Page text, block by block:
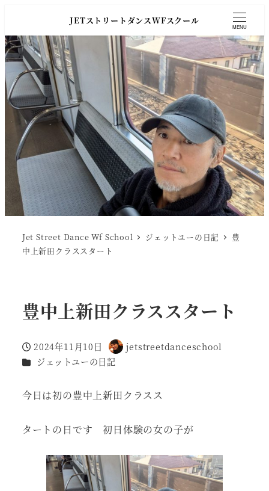
JETストリートダンスWFスクール
MENU
Jet Street Dance Wf School ジェットユーの日記
豊
中上新田クラススタート
豊中上新田クラススタート
投稿日
2024年11月10日
著
者
jetstreetdanceschool
カテゴリー
ジェットユーの日記
今日は初の豊中上新田クラスス
タートの日です 初日体験の女の子が